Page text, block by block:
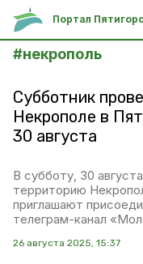
Портал
#некрополь
Субботник
Некрополе в
30 августа
В субботу, 30
территорию
приглашают
телеграм-канал
26 августа 2025, 15:37